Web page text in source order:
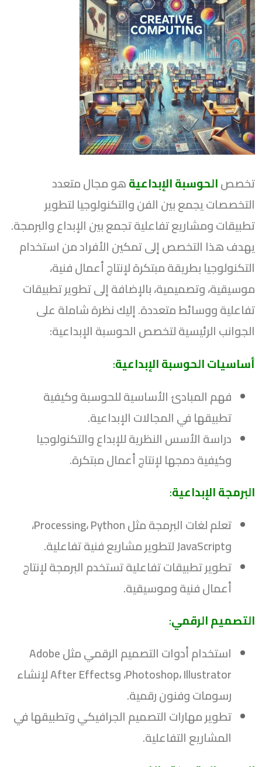
تخصصالحوسبة الإبداعيةهو مجال متعدد
التخصصات يجمع بين الفن والتكنولوجيا لتطوير
تطبيقات ومشاريع تفاعلية تجمع بين الإبداع والبرمجة.
يهدف هذا التخصص إلى تمكين الأفراد من استخدام
التكنولوجيا بطريقة مبتكرة لإنتاج أعمال فنية،
موسيقية، وتصميمية، بالإضافة إلى تطوير تطبيقات
تفاعلية ووسائط متعددة. إليك نظرة شاملة على
الجوانب الرئيسية لتخصص الحوسبة الإبداعية:
أساسيات الحوسبة الإبداعية:
فهم المبادئ الأساسية للحوسبة وكيفية
تطبيقها في المجالات الإبداعية.
دراسة الأسس النظرية للإبداع والتكنولوجيا
وكيفية دمجها لإنتاج أعمال مبتكرة.
البرمجة الإبداعية:
تعلم لغات البرمجة مثل Processing، Python،
وJavaScript لتطوير مشاريع فنية تفاعلية.
تطوير تطبيقات تفاعلية تستخدم البرمجة لإنتاج
أعمال فنية وموسيقية.
التصميم الرقمي:
استخدام أدوات التصميم الرقمي مثل Adobe
Photoshop، Illustrator، وAfter Effects لإنشاء
رسومات وفنون رقمية.
تطوير مهارات التصميم الجرافيكي وتطبيقها في
المشاريع التفاعلية.